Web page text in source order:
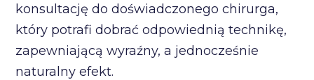
konsultację do doświadczonego chirurga,
który potrafi dobrać odpowiednią technikę,
zapewniającą wyraźny, a jednocześnie
naturalny efekt.